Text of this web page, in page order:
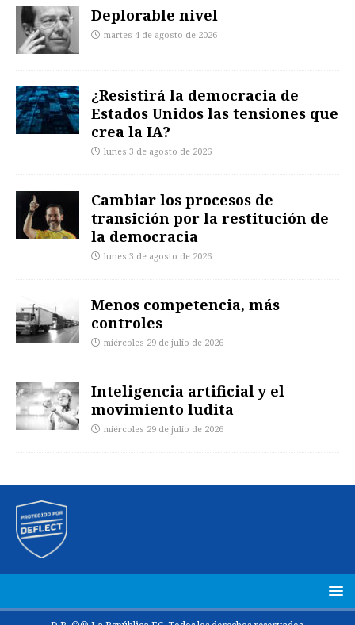
Deplorable nivel
martes 4 de agosto de 2026
¿Resistirá la democracia de
Estados Unidos las tensiones que
crea la IA?
lunes 3 de agosto de 2026
Cambiar los procesos de
transición por la restitución de
la democracia
lunes 3 de agosto de 2026
Menos competencia, más
controles
miércoles 29 de julio de 2026
Inteligencia artificial y el
movimiento ludita
miércoles 29 de julio de 2026